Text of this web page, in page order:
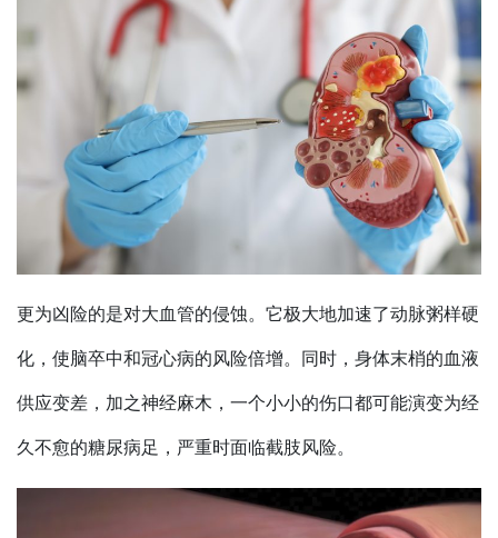
更为凶险的是对大血管的侵蚀。它极大地加速了动脉粥样硬
化，使脑卒中和冠心病的风险倍增。同时，身体末梢的血液
供应变差，加之神经麻木，一个小小的伤口都可能演变为经
久不愈的糖尿病足，严重时面临截肢风险。